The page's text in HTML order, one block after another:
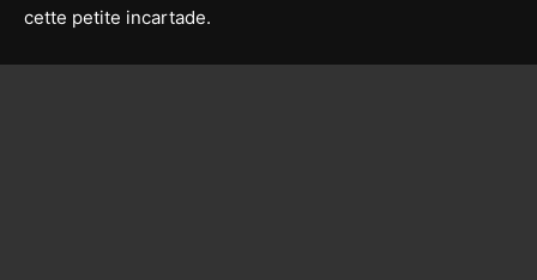
cette petite incartade.